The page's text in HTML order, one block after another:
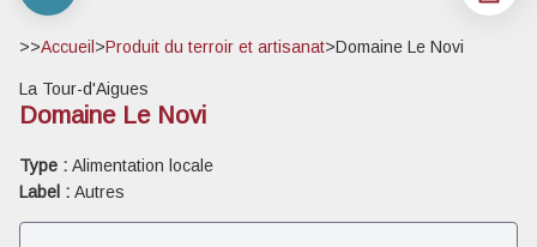
>>Accueil >Produit du terroir et artisanat>Domaine Le Novi
La Tour-d'Aigues
Domaine Le Novi
Type : Alimentation locale
Label : Autres